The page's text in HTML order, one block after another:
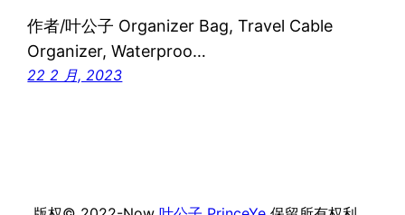
作者/叶公子 Organizer Bag, Travel Cable
Organizer, Waterproo…
22 2 月, 2023